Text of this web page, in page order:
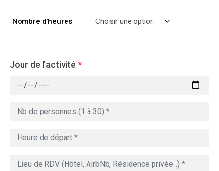
729.00€
Nombre d'heures
Jour de l’activité *